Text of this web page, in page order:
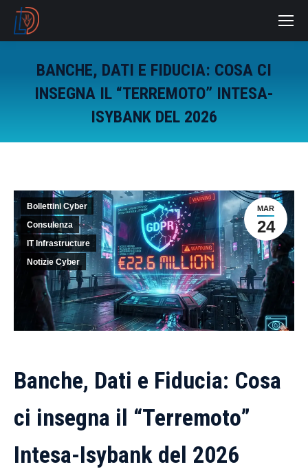
BANCHE, DATI E FIDUCIA: COSA CI
INSEGNA IL “TERREMOTO” INTESA-
ISYBANK DEL 2026
MAR
24
Bollettini Cyber
Consulenza
IT Infrastructure
Notizie Cyber
Banche, Dati e Fiducia: Cosa
ci insegna il “Terremoto”
Intesa-Isybank del 2026